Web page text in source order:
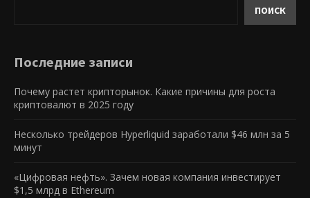
ПОИСК
Последние записи
Почему растет крипторынок. Какие причины для роста
криптовалют в 2025 году
Несколько трейдеров Hyperliquid заработали $46 млн за 5
минут
«Цифровая нефть». Зачем новая компания инвестирует
$1,5 млрд в Ethereum